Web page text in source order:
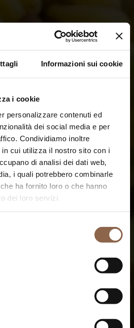
Informazioni sui cookie
i cookie
personalizzare contenuti ed
dei social media e per
Condividiamo inoltre
cui utilizza il nostro sito con i
di analisi dei dati web,
i quali potrebbero combinarle
ha fornito loro o che hanno
dei loro servizi.